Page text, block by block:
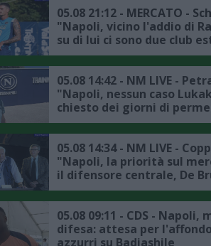
05.08 21:12 - MERCATO -
"Napoli, vicino l'addio di
su di lui ci sono due club
05.08 14:42 - NM LIVE -
"Napoli, nessun caso
chiesto dei giorni di
accordo con la società, il
mercato"
05.08 14:34 - NM LIVE -
"Napoli, la priorità sul
il difensore centrale, De
avuto delle rassicurazioni
05.08 09:11 - CDS - Napoli,
difesa: attesa per
azzurri su Badiashile